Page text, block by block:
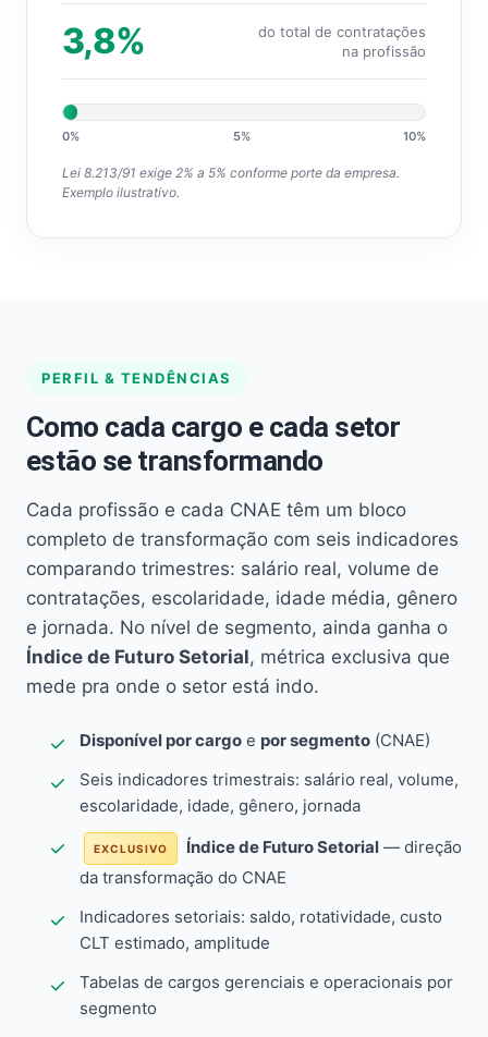
3,8%
do total de contratações
na profissão
0% 5% 10%
Lei 8.213/91 exige 2% a 5% conforme porte da empresa.
Exemplo ilustrativo.
PERFIL & TENDÊNCIAS
Como cada cargo e cada setor
estão se transformando
Cada profissão e cada CNAE têm um bloco
completo de transformação com seis indicadores
comparando trimestres: salário real, volume de
contratações, escolaridade, idade média, gênero
e jornada. No nível de segmento, ainda ganha o
Índice de Futuro Setorial, métrica exclusiva que
mede pra onde o setor está indo.
Disponível por cargo e por segmento (CNAE)
Seis indicadores trimestrais: salário real, volume,
escolaridade, idade, gênero, jornada
EXCLUSIVO Índice de Futuro Setorial — direção
da transformação do CNAE
Indicadores setoriais: saldo, rotatividade, custo
CLT estimado, amplitude
Tabelas de cargos gerenciais e operacionais por
segmento